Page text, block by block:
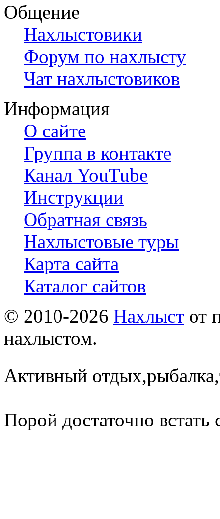
Общение
Нахлыстовики
Форум по нахлысту
Чат нахлыстовиков
Информация
О сайте
Группа в контакте
Канал YouTube
Инструкции
Обратная связь
Нахлыстовые туры
Карта сайта
Каталог сайтов
© 2010-2026 Нахлыст от
нахлыстом.
Активный
Порой достаточно